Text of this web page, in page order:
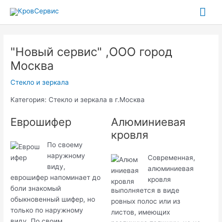
содержимому
"Новый сервис" ,ООО город
Москва
Стекло и зеркала
Категория: Стекло и зеркала в г.Москва
Еврошифер
По своему
наружному
виду,
еврошифер напоминает до
боли знакомый
обыкновенный шифер, но
только по наружному
Алюминиевая
кровля
Современная,
алюминиевая
кровля
выполняется в виде
ровных полос или из
листов, имеющих